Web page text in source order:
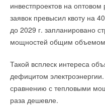
инвестпроектов на
заявок превысил квоту на 40
до 2029 г. запланировано
мощностей общим
Такой всплеск интереса
дефицитом
сравнению с тепловыми
раза дешевле.
При этом Goliath P1 не
признаков
наблюдаются при
батарей — вздутия,
Твердотельные батареи,
и высокой
в производстве